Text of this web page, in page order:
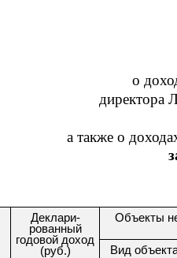
о до
директора
а также о
Деклари-
рованный
годовой доход
(руб.)
Объекты
Вид